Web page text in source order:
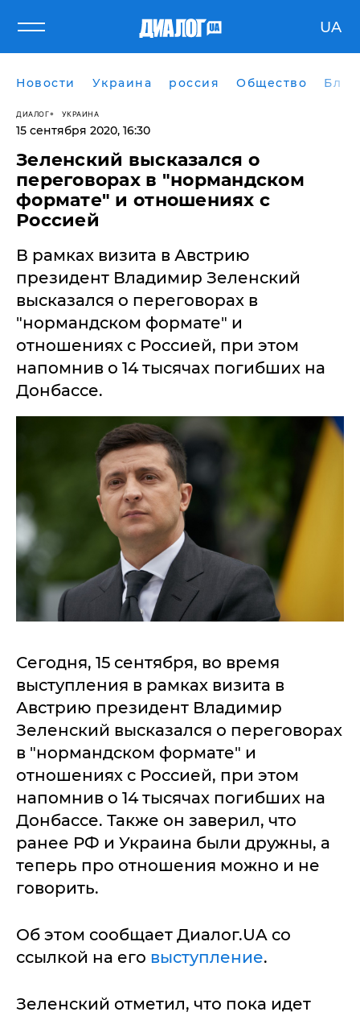
UA
Новости Украина россия Общество
ДИАЛОГ УКРАИНА
15 сентября 2020, 16:30
Зеленский высказался о
переговорах в "нормандском
формате" и отношениях с
Россией
В рамках визита в Австрию
президент Владимир Зеленский
высказался о переговорах в
"нормандском формате" и
отношениях с Россией, при этом
напомнив о 14 тысячах погибших на
Донбассе.
Сегодня, 15 сентября, во время
выступления в рамках визита в
Австрию президент Владимир
Зеленский высказался о переговорах
в "нормандском формате" и
отношениях с Россией, при этом
напомнив о 14 тысячах погибших на
Донбассе. Также он заверил, что
ранее РФ и Украина были дружны, а
теперь про отношения можно и не
говорить.
Об этом сообщает Диалог.UA со
ссылкой на его выступление.
Зеленский отметил, что пока идет